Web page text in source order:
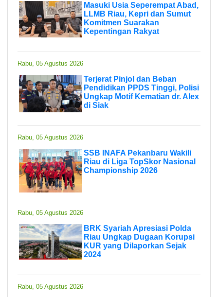
Masuki Usia Seperempat Abad,
LLMB Riau, Kepri dan Sumut
Komitmen Suarakan
Kepentingan Rakyat
Rabu, 05 Agustus 2026
Terjerat Pinjol dan Beban
Pendidikan PPDS Tinggi, Polisi
Ungkap Motif Kematian dr. Alex
di Siak
Rabu, 05 Agustus 2026
SSB INAFA Pekanbaru Wakili
Riau di Liga TopSkor Nasional
Championship 2026
Rabu, 05 Agustus 2026
BRK Syariah Apresiasi Polda
Riau Ungkap Dugaan Korupsi
KUR yang Dilaporkan Sejak
2024
Rabu, 05 Agustus 2026